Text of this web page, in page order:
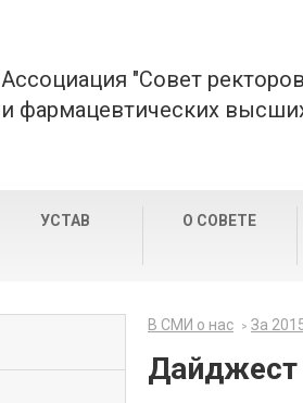
Ассоциация "Совет
и фармацевтических
УСТАВ О СОВЕТЕ
В СМИ о нас За
Дайджест